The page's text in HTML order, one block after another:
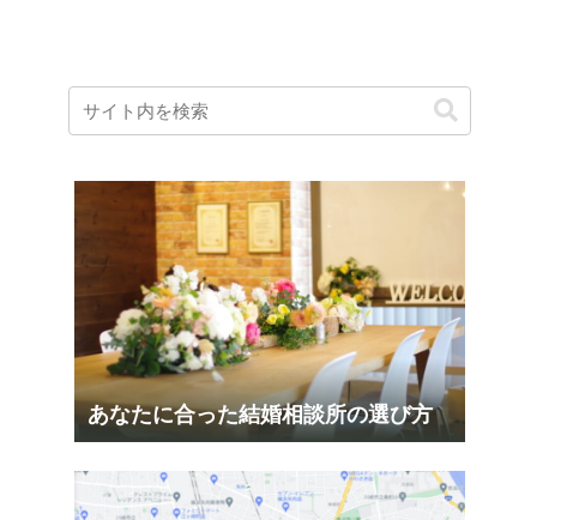
あなたに合った結婚相談所の選び方